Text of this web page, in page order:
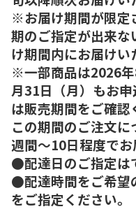
※お届け期間が限定
期のご指定が出来
け期間内にお届けい
※一部商品は2026
月31日（月）もお
は販売期間をご確認
この期間のご注文
週間～10日程度でお
●配達日のご指定は
●配達時間をご希望
をご指定ください。